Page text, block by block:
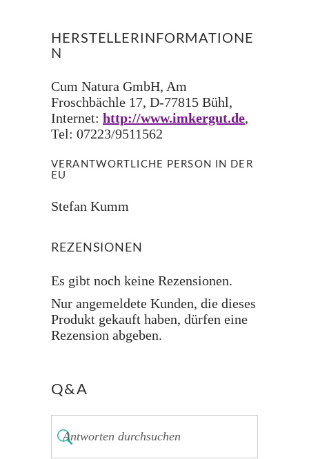
HERSTELLERINFORMATIONE
N
Cum Natura GmbH, Am
Froschbächle 17, D-77815 Bühl,
Internet: http://www.imkergut.de,
Tel: 07223/9511562
VERANTWORTLICHE PERSON IN DER
EU
Stefan Kumm
REZENSIONEN
Es gibt noch keine Rezensionen.
Nur angemeldete Kunden, die dieses
Produkt gekauft haben, dürfen eine
Rezension abgeben.
Q&A